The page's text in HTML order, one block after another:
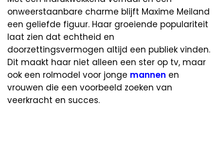
onweerstaanbare charme blijft Maxime Meiland
een geliefde figuur. Haar groeiende populariteit
laat zien dat echtheid en
doorzettingsvermogen altijd een publiek vinden.
Dit maakt haar niet alleen een ster op tv, maar
ook een rolmodel voor jonge mannen en
vrouwen die een voorbeeld zoeken van
veerkracht en succes.